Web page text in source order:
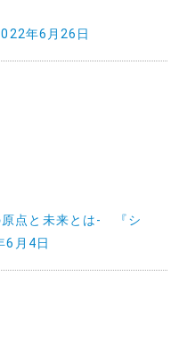
年6月26日
原点と未来とは- 『シ
6月4日